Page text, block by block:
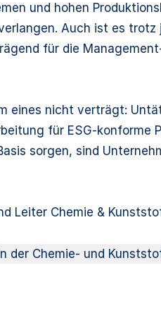
und hohen
Auch ist es
für die
eines nicht verträgt:
für ESG-
sorgen, sind
Leiter Chemie &
der Chemie- und